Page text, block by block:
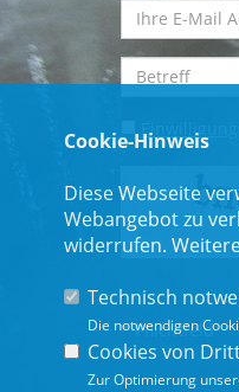
* Pflichtfeld
Cookie-Hinweis
Diese Webseite
Webangebot zu
widerrufen.
Technisch
Die notwendigen
Cookies von
Zur Optimierung